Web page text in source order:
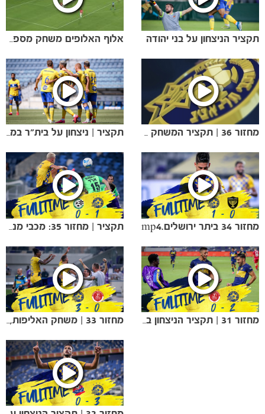
משחקים
ותוצאות
תקציר הניצחון על בני יהודה
תקציר | ניצחון על בית"ר במשחק הכנה מחזור 36 | תקציר המשחק נגד בש
מחזור 34 ביתר ירושלים.mp4
מחזור 33 | משחק האליפות, תקציר הניצחון בדרבי מחזור 31 | תקציר הניצחון בדרבי